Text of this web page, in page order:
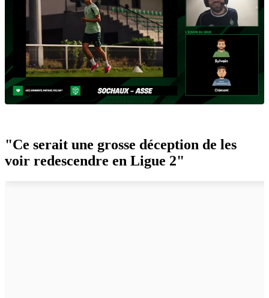
"Ce serait une grosse déception de les
voir redescendre en Ligue 2"